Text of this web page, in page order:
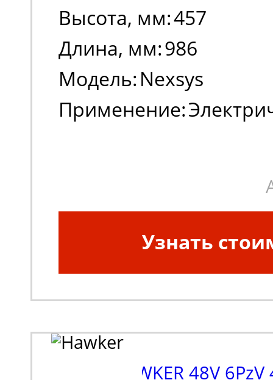
Высота, мм:457
Длина, мм:986
Модель: Nexsys
Применение:
Узнать